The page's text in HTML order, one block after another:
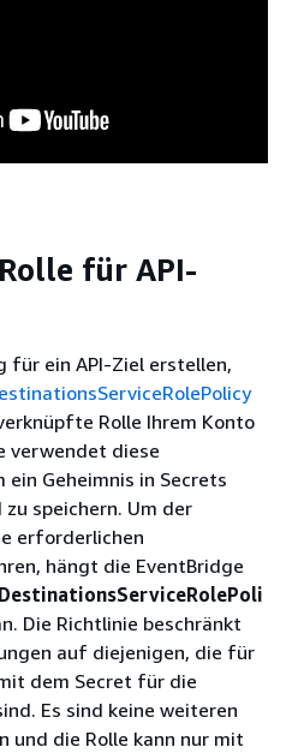
für API-
für ein API-Ziel erstellen,
Rolle Ihrem Konto
verwendet diese
ein Geheimnis in Secrets
speichern. Um der
erforderlichen
hängt die EventBridge
Die Richtlinie beschränkt
auf diejenigen, die für
dem Secret für die
Es sind keine weiteren
und die Rolle kann nur mit